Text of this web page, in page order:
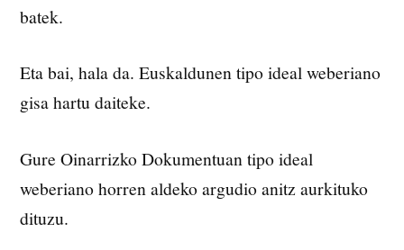
batek.
Eta bai, hala da. Euskaldunen tipo ideal weberiano
gisa hartu daiteke.
Gure Oinarrizko Dokumentuan tipo ideal
weberiano horren aldeko argudio anitz aurkituko
dituzu.